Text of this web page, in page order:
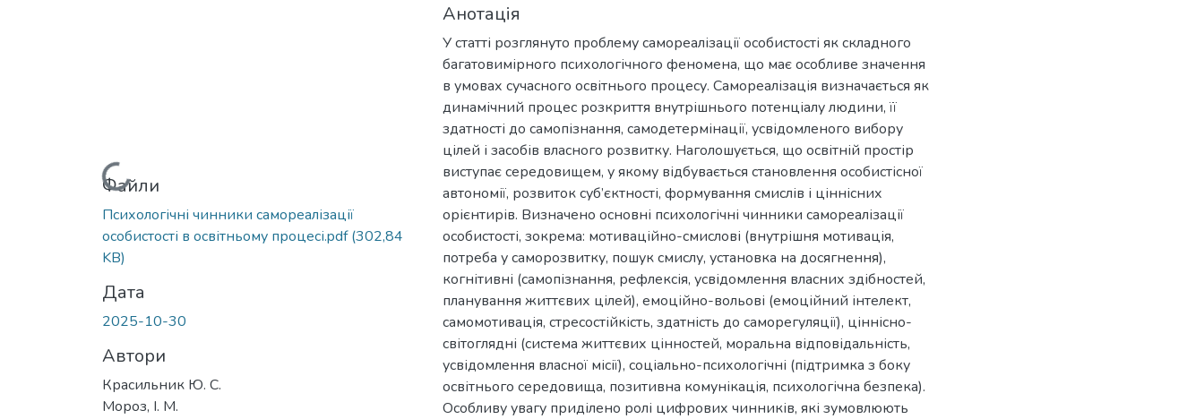
Вантажиться...
Файли
Психологічні чинники самореалізації
особистості в освітньому процесі.pdf(302,84
KB)
Дата
2025-10-30
Автори
Красильник Ю. С.
Мороз, І. М.
Анотація
У статті розглянуто проблему самореалізації особистості як складного
багатовимірного психологічного феномена, що має особливе значення
в умовах сучасного освітнього процесу. Самореалізація визначається як
динамічний процес розкриття внутрішнього потенціалу людини, її
здатності до самопізнання, самодетермінації, усвідомленого вибору
цілей і засобів власного розвитку. Наголошується, що освітній простір
виступає середовищем, у якому відбувається становлення особистісної
автономії, розвиток суб’єктності, формування смислів і ціннісних
орієнтирів. Визначено основні психологічні чинники самореалізації
особистості, зокрема: мотиваційно-смислові (внутрішня мотивація,
потреба у саморозвитку, пошук смислу, установка на досягнення),
когнітивні (самопізнання, рефлексія, усвідомлення власних здібностей,
планування життєвих цілей), емоційно-вольові (емоційний інтелект,
самомотивація, стресостійкість, здатність до саморегуляції), ціннісно-
світоглядні (система життєвих цінностей, моральна відповідальність,
усвідомлення власної місії), соціально-психологічні (підтримка з боку
освітнього середовища, позитивна комунікація, психологічна безпека).
Особливу увагу приділено ролі цифрових чинників, які зумовлюють